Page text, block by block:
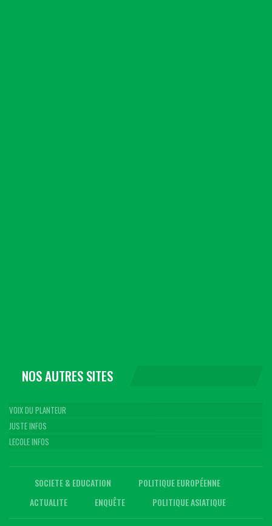
NOS AUTRES SITES
VOIX DU PLANTEUR
JUSTE INFOS
LECOLE INFOS
SOCIETE & EDUCATION
POLITIQUE EUROPÉENNE
ACTUALITE
ENQUÊTE POLITIQUE ASIATIQUE